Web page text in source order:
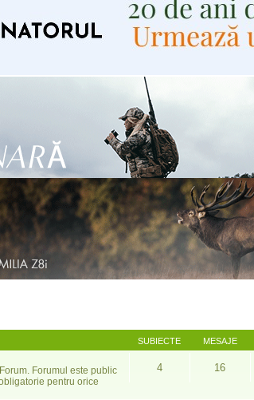
SUBIECTE MESAJE
Forumul este public
pentru orice
4 16